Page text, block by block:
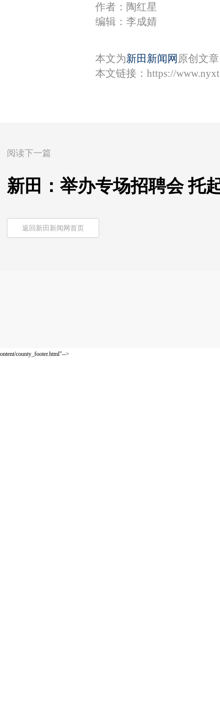
作者：陶红星
编辑：李成婧
本文为新田新闻网 原创文
本文链接： https://
阅读下一篇
新田：举办专场招聘会 托
返回新田新闻网首页
ontent/county_footer.html"-->